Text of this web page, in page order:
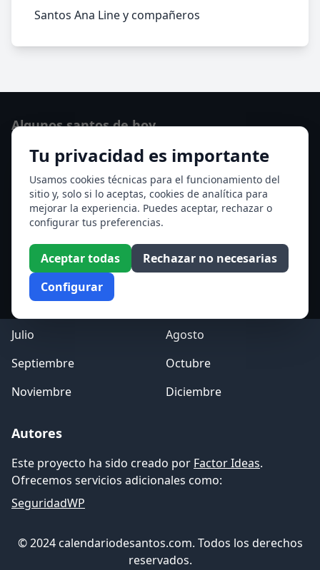
Santos Ana Line y compañeros
Tu privacidad es importante
Usamos cookies técnicas para el funcionamiento del
sitio y, solo si lo aceptas, cookies de analítica para
mejorar la experiencia. Puedes aceptar, rechazar o
configurar tus preferencias.
Aceptar todas
Rechazar no necesarias
Configurar
Algunos santos de hoy
Santo Domingo de Guzmán
Ver todos los santos de hoy
Acceso a los Meses
Enero
Febrero
Marzo
Abril
Mayo
Julio
Agosto
Septiembre
Octubre
Noviembre
Diciembre
Autores
Este proyecto ha sido creado por Factor Ideas.
Ofrecemos servicios adicionales como:
SeguridadWP
© 2024 calendariodesantos.com. Todos los derechos
reservados.